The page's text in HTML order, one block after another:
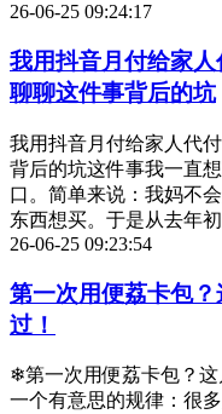
26-06-25 09:24:17
我用抖音月付给家人
聊聊这件事背后的坑
我用抖音月付给家人代
背后的坑这件事我一直
口。简单来说：我妈不
东西想买。于是从去年
26-06-25 09:23:54
第一次用便荔卡包
过！
❄第一次用便荔卡包？
一个有意思的规律：很